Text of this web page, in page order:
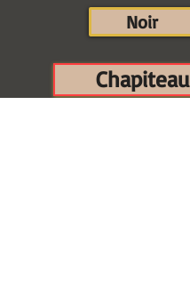
Noir
Chapiteau